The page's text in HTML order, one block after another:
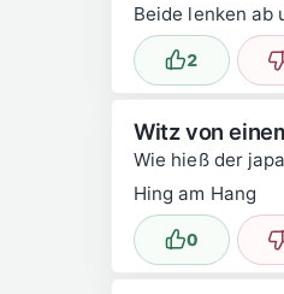
Beide lenken ab
Lustig
2
Witz von
Wie hieß der
Hing am Hang
Lustig
0